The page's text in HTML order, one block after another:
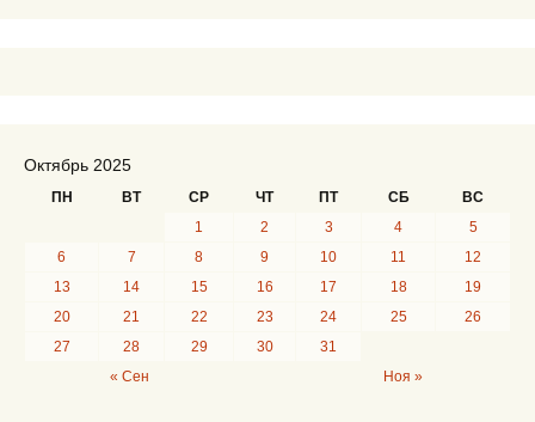
Октябрь 2025
ПН ВТ СР ЧТ ПТ СБ ВС
« Сен Ноя »
1 2 3 4
5
6
7 8 9 10 11
12
13
14 15 16 17 18
19
20
21 22 23 24 25
26
27
28 29 30 31